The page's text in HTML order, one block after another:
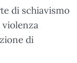
di schiavismo
violenza
di